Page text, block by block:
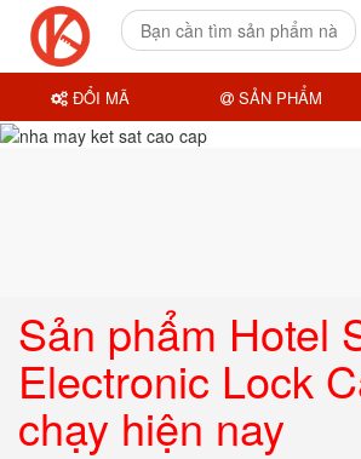
Sản phẩm Hotel
Electronic Lock
chạy hiện nay
ĐỔI MÃ SẢN PHẨM